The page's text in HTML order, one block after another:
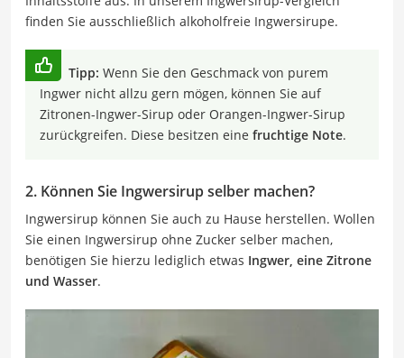
finden Sie ausschließlich alkoholfreie Ingwersirupe.
Tipp: Wenn Sie den Geschmack von purem
Ingwer nicht allzu gern mögen, können Sie auf
Zitronen-Ingwer-Sirup oder Orangen-Ingwer-Sirup
zurückgreifen. Diese besitzen eine fruchtige Note.
2. Können Sie Ingwersirup selber machen?
Ingwersirup können Sie auch zu Hause herstellen. Wollen
Sie einen Ingwersirup ohne Zucker selber machen,
benötigen Sie hierzu lediglich etwas Ingwer, eine Zitrone
und Wasser.